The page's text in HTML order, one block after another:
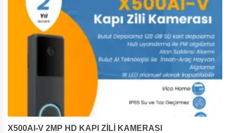
X500AI-V 2MP HD KAPI ZİLİ KAMERASI